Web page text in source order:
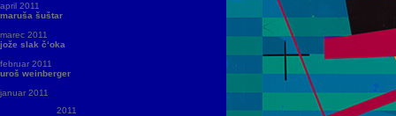
april 2011
maruša šuštar
marec 2011
jože slak č‘oka
februar 2011
uroš weinberger
januar 2011
2011